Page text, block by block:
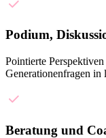
Podium,
Pointierte
Generationenfragen in
Beratung und